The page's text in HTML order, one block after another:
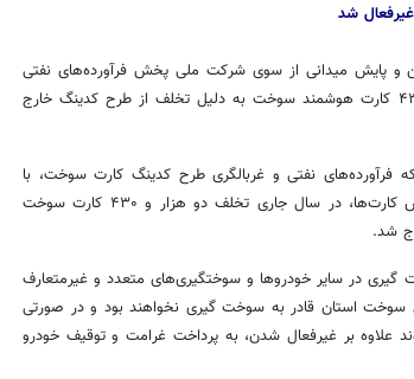
و پایش میدانی از سوی شرکت ملی پخش فرآورده‌های نفتی
منطقه زاهدان از ابتدای سال جاری تاکنون دوهزار و ۴۳۰ کارت هوشمند سوخت به دلیل تخلف از طرح کدینگ خارج
فرآورده‌های نفتی و غربالگری طرح کدینگ کارت سوخت، با
پایش انجام‌شده در جایگاه‌های سوخت و بررسی تراکنش کارت‌ها، در سال جاری تخلف دو هزار و ۴۳۰ کارت سوخت
شد.
گیریدر سایر خودروها و سوختگیری‌های متعدد و غیرمتعارف
سوخت استان قادر به سوختگیری نخواهند بود و در صورتی
بر غیرفعال شدن، به پرداخت غرامت و توقیف خودرو